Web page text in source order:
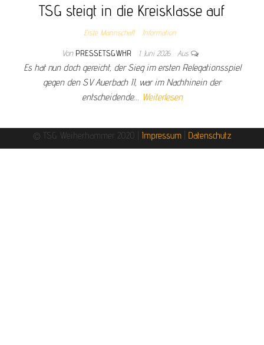
TSG steigt in die Kreisklasse auf
Erste Mannschaft Information
Von PRESSETSGWHR 1. Juni 2026 Aus
Es hat nun doch gereicht, der Sieg im ersten Relegationsspiel
gegen den SV Auerbach II, war im Nachhinein der
entscheidende.… Weiterlesen
© TSG Weiherhammer 2020 | Impressum| Datenschutz